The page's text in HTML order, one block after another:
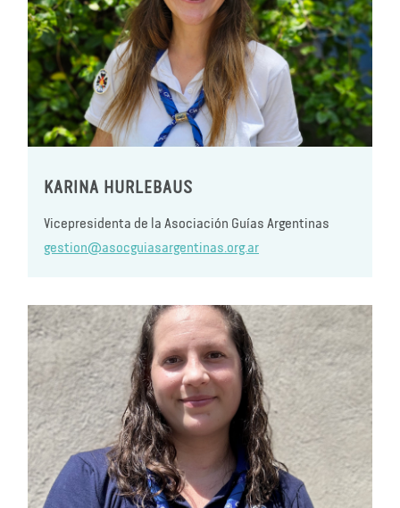
KARINA HURLEBAUS
Vicepresidenta de la Asociación Guías Argentinas
gestion@asocguiasargentinas.org.ar